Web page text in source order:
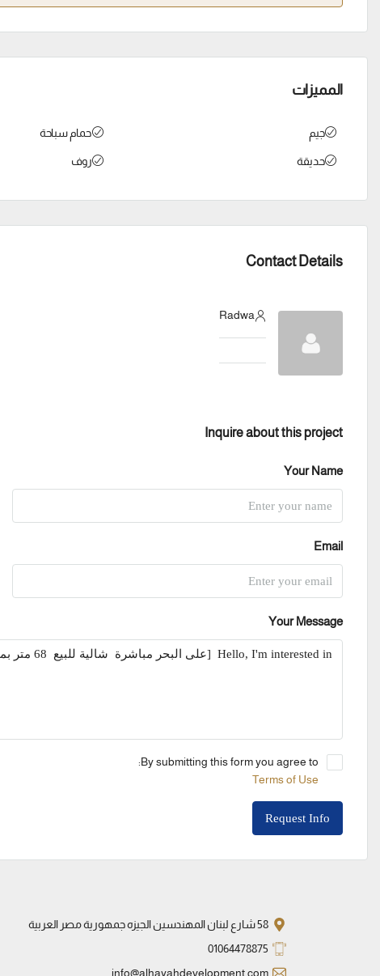
المميزات
جيم
حديقة
حمام سباحة
روف
Contact Details
Radwa
Inquire about this project
Your Name
Email
Your Message
By submitting this form you agree to:
Terms of Use
Request Info
58 شارع لبنان المهندسين الجيزه جمهورية مصر العربية
01064478875
info@alhayahdevelopment.com